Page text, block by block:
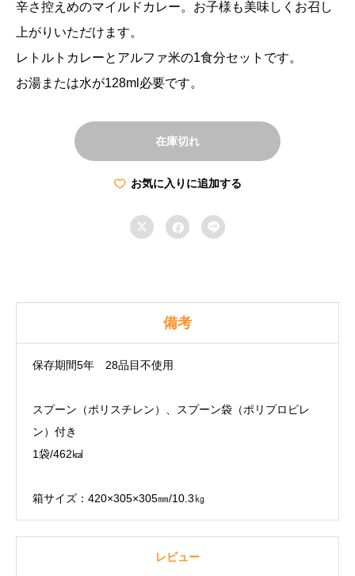
辛さ控えめのマイルドカレー。お子様も美味しくお召し
上がりいただけます。
レトルトカレーとアルファ米の1食分セットです。
お湯または水が128ml必要です。
在庫切れ
お気に入りに追加する
  
備考
保存期間5年 28品目不使用
スプーン（ポリスチレン）、スプーン袋（ポリプロピレ
ン）付き
1袋/462㎉
箱サイズ：420×305×305㎜/10.3㎏
レビュー